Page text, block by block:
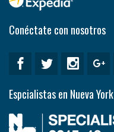
Conéctate con nosotros
Espcialistas en Nueva York